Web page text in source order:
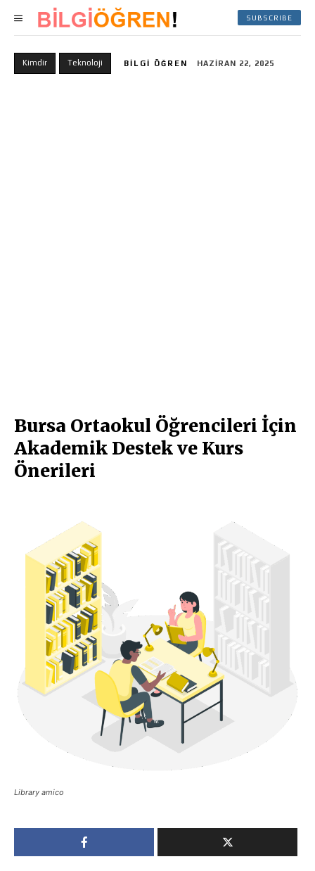
SUBSCRIBE
Kimdir Teknoloji BILGI ÖĞREN HAZIRAN 22, 2025
Bursa Ortaokul Öğrencileri İçin
Akademik Destek ve Kurs
Önerileri
Library amico